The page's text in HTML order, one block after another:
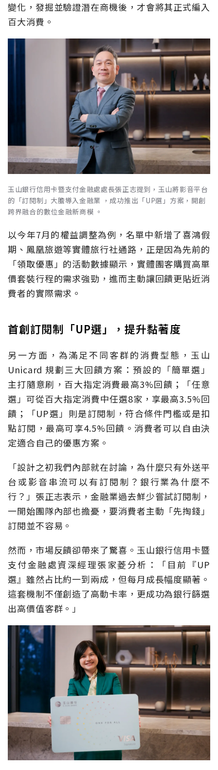
變化，發掘並驗證潛在商機後，才會將其正式編入
百大消費。
玉山銀行信用卡暨支付金融處處長張正志提到，玉山將影音平台
的「訂閱制」大膽導入金融業 ，成功推出「UP選」方案，開創
跨界融合的數位金融新商模 。
以今年7月的權益調整為例，名單中新增了喜鴻假
期、鳳凰旅遊等實體旅行社通路，正是因為先前的
「領取優惠」的活動數據顯示，實體團客購買高單
價套裝行程的需求強勁，進而主動讓回饋更貼近消
費者的實際需求。
首創訂閱制「UP選」，提升黏著度
另一方面，為滿足不同客群的消費型態，玉山
Unicard 規劃三大回饋方案：預設的「簡單選」
主打隨意刷，百大指定消費最高3%回饋；「任意
選」可從百大指定消費中任選8家，享最高3.5%回
饋；「UP選」則是訂閱制，符合條件門檻或是扣
點訂閱，最高可享4.5%回饋。消費者可以自由決
定適合自己的優惠方案。
「設計之初我們內部就在討論，為什麼只有外送平
台或影音串流可以有訂閱制？銀行業為什麼不
行？」張正志表示，金融業過去鮮少嘗試訂閱制，
一開始團隊內部也擔憂，要消費者主動「先掏錢」
訂閱並不容易。
然而，市場反饋卻帶來了驚喜。玉山銀行信用卡暨
支付金融處資深經理張家菱分析：「目前『UP
選』雖然占比約一到兩成，但每月成長幅度顯著。
這套機制不僅創造了高動卡率，更成功為銀行篩選
出高價值客群。」